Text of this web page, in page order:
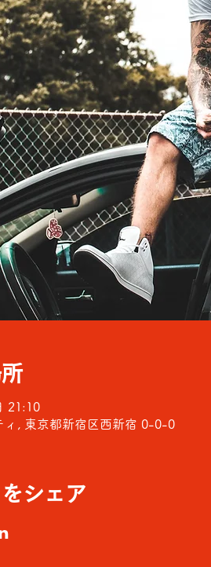
21:10
ィ, 東京都新宿区西新宿 0-0-0
シェア